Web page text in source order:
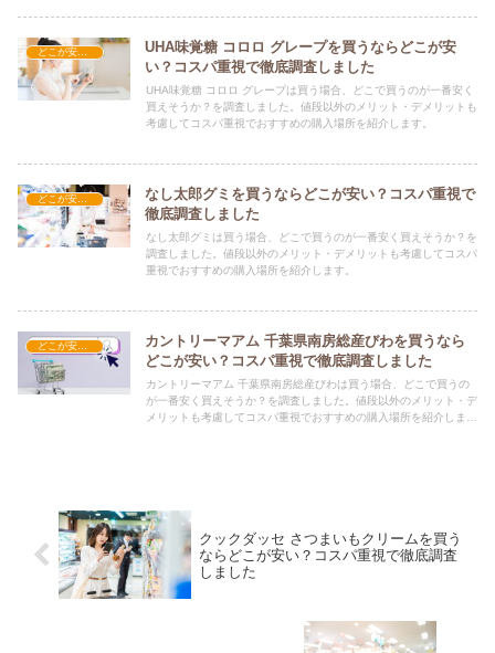
どこが安い？-お菓子・スイーツ・アイス
UHA味覚糖 コロロ グレープを買うならどこが安
い？コスパ重視で徹底調査しました
UHA味覚糖 コロロ グレープは買う場合、どこで買うのが一番安く
買えそうか？を調査しました。値段以外のメリット・デメリットも
考慮してコスパ重視でおすすめの購入場所を紹介します。
どこが安い？-お菓子・スイーツ・アイス
なし太郎グミを買うならどこが安い？コスパ重視で
徹底調査しました
なし太郎グミは買う場合、どこで買うのが一番安く買えそうか？を
調査しました。値段以外のメリット・デメリットも考慮してコスパ
重視でおすすめの購入場所を紹介します。
どこが安い？-お菓子・スイーツ・アイス
カントリーマアム 千葉県南房総産びわを買うなら
どこが安い？コスパ重視で徹底調査しました
カントリーマアム 千葉県南房総産びわは買う場合、どこで買うの
が一番安く買えそうか？を調査しました。値段以外のメリット・デ
メリットも考慮してコスパ重視でおすすめの購入場所を紹介しま
クックダッセ さつまいもクリームを買う
ならどこが安い？コスパ重視で徹底調査
しました